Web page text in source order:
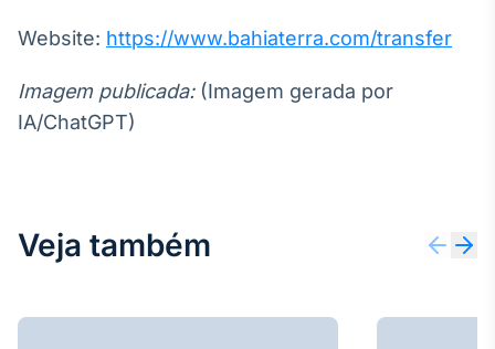
Website: https://www.bahiaterra.com/transfer
Imagem publicada:(Imagem gerada por
IA/ChatGPT)
Veja também